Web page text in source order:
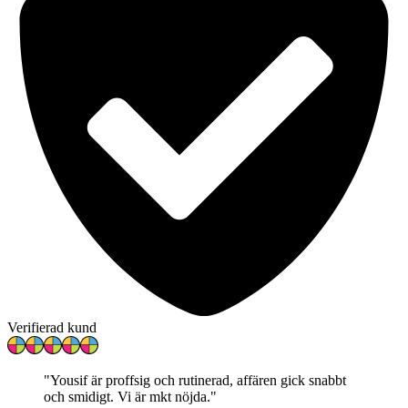
Verifierad kund
"Yousif är proffsig och rutinerad, affären gick snabbt
och smidigt. Vi är mkt nöjda."